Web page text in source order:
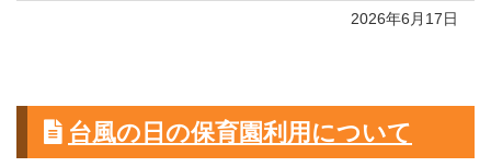
2026年6月17日
台風の日の保育園利用について